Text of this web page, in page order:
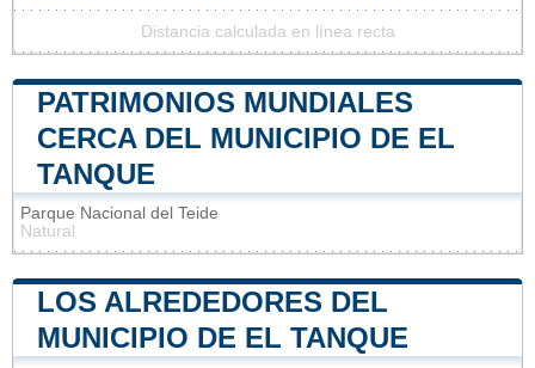
Distancia calculada en línea recta
PATRIMONIOS MUNDIALES
CERCA DEL MUNICIPIO DE EL
TANQUE
Parque Nacional del Teide
Natural
LOS ALREDEDORES DEL
MUNICIPIO DE EL TANQUE